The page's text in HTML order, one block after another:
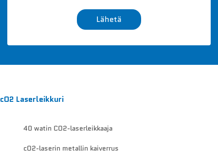
Lähetä
cO2 Laserleikkuri
40 watin CO2-laserleikkaaja
cO2-laserin metallin kaiverrus